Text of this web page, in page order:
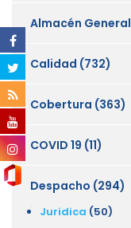
Almacén
Calidad (732)
Cobertura (363)
COVID 19 (11)
Despacho (294)
Juridica (50)